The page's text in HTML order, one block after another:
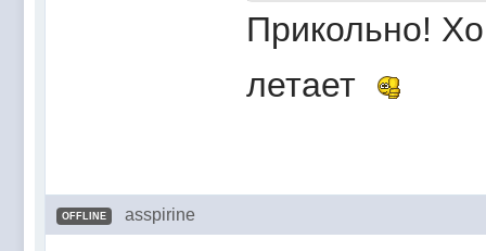
Прикольно!
летает
OFFLINE asspirine